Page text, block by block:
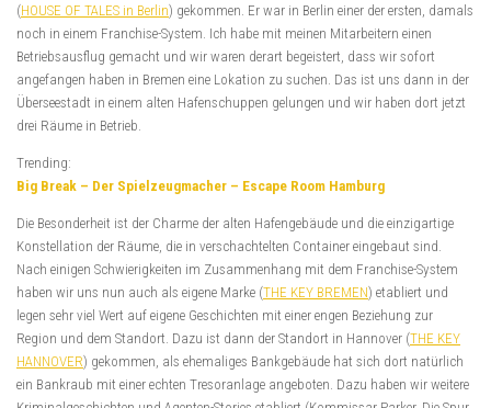
(HOUSE OF TALES in Berlin) gekommen. Er war in Berlin einer der ersten, damals
noch in einem Franchise-System. Ich habe mit meinen Mitarbeitern einen
Betriebsausflug gemacht und wir waren derart begeistert, dass wir sofort
angefangen haben in Bremen eine Lokation zu suchen. Das ist uns dann in der
Überseestadt in einem alten Hafenschuppen gelungen und wir haben dort jetzt
drei Räume in Betrieb.
Trending:
Big Break – Der Spielzeugmacher – Escape Room Hamburg
Die Besonderheit ist der Charme der alten Hafengebäude und die einzigartige
Konstellation der Räume, die in verschachtelten Container eingebaut sind.
Nach einigen Schwierigkeiten im Zusammenhang mit dem Franchise-System
haben wir uns nun auch als eigene Marke (THE KEY BREMEN) etabliert und
legen sehr viel Wert auf eigene Geschichten mit einer engen Beziehung zur
Region und dem Standort. Dazu ist dann der Standort in Hannover (THE KEY
HANNOVER) gekommen, als ehemaliges Bankgebäude hat sich dort natürlich
ein Bankraub mit einer echten Tresoranlage angeboten. Dazu haben wir weitere